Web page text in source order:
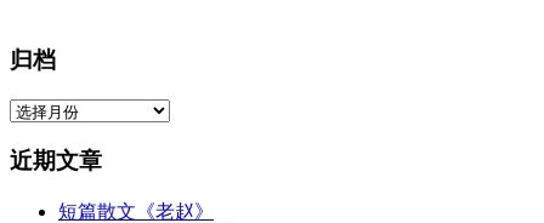
归档
归
近期文章
短篇散文《老赵》